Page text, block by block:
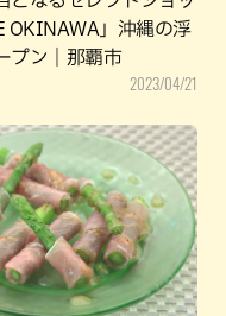
OKINAWA」沖縄の浮
プン｜那覇市
2023/04/21